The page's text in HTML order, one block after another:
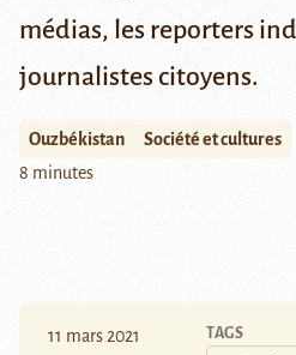
médias, les reporters
journalistes citoyens.
Ouzbékistan
Société et cultures
8 minutes
11 mars 2021 TAGS